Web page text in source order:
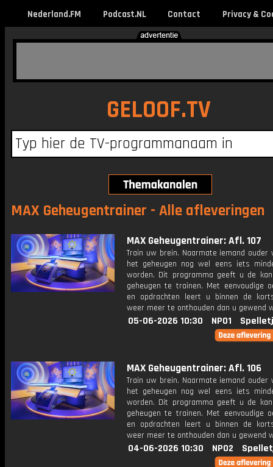
Nederland.FM Podcast.NL Contact Privacy &
GELOOF.TV
MAX Geheugentrainer - Alle afleveringen
MAX Geheugentrainer: Afl. 107
Train uw brein. Naarmate iemand ouder
het geheugen nog wel eens iets
worden. Dit programma geeft u de
geheugen te trainen. Met eenvoudige
en opdrachten leert u binnen de
weer meer te onthouden dan u gewend
05-06-2026 10:30 NPO1
MAX Geheugentrainer: Afl. 106
Train uw brein. Naarmate iemand ouder
het geheugen nog wel eens iets
worden. Dit programma geeft u de
geheugen te trainen. Met eenvoudige
en opdrachten leert u binnen de
weer meer te onthouden dan u gewend
04-06-2026 10:30 NPO2